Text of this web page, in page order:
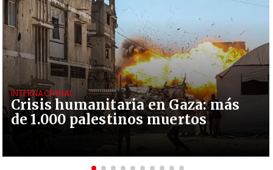
Crisis humanitaria en Gaza: más
de 1.000 palestinos muertos
INTERNACIONAL